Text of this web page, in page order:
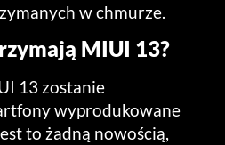
w chmurze.
MIUI 13?
13 zostanie
wyprodukowane
to żadną nowością,